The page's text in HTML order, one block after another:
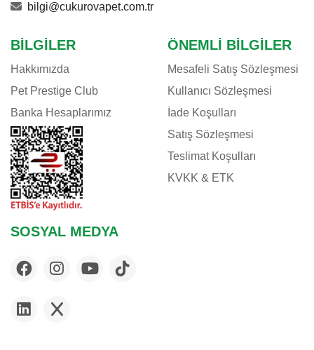
bilgi@cukurovapet.com.tr
BILGILER
Hakkımızda
Pet Prestige Club
Banka Hesaplarımız
ÖNEMLI BILGILER
Mesafeli Satış Sözleşmesi
Kullanıcı Sözleşmesi
İade Koşulları
Satış Sözleşmesi
Teslimat Koşulları
KVKK & ETK
SOSYAL MEDYA